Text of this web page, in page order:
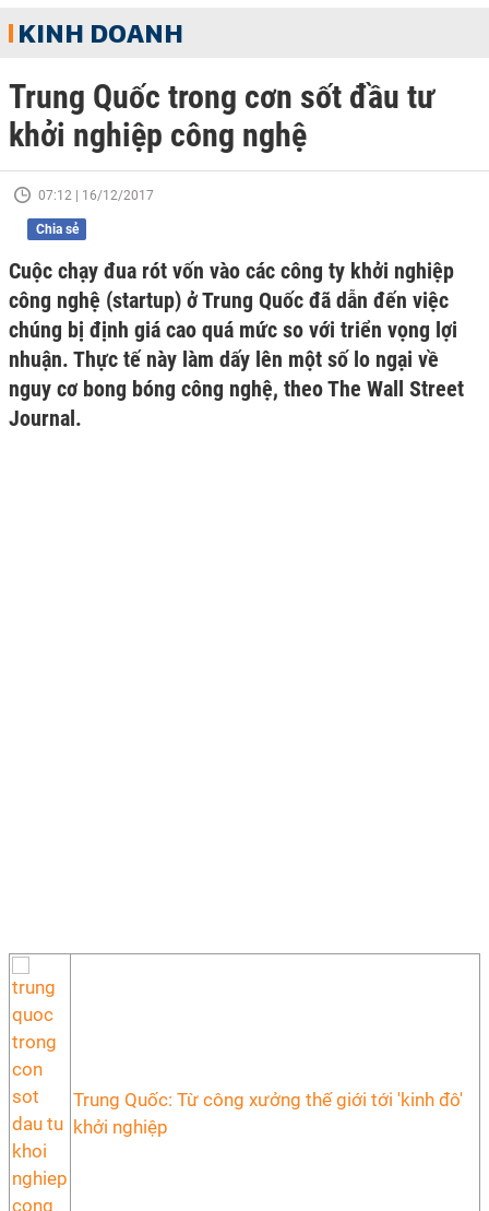
KINH DOANH
Trung Quốc trong cơn sốt đầu tư
khởi nghiệp công nghệ
07:12 | 16/12/2017
Chia sẻ
Cuộc chạy đua rót vốn vào các công ty khởi nghiệp
công nghệ (startup) ở Trung Quốc đã dẫn đến việc
chúng bị định giá cao quá mức so với triển vọng lợi
nhuận. Thực tế này làm dấy lên một số lo ngại về
nguy cơ bong bóng công nghệ, theo The Wall Street
Journal.
Trung Quốc: Từ công xưởng thế giới tới 'kinh đô'
khởi nghiệp